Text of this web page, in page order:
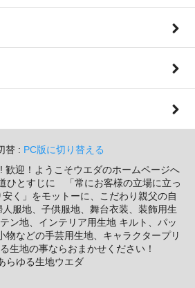
替 : PC版に切り替える
歓迎！ようこそウエダのホームページへ
ひとすじに 「常にお客様の立場に立っ
く」をモットーに、こだわり親父の自
服地、子供服地、舞台衣装、装飾用生
ン地、インテリア用生地 キルト、パッ
物などの手芸用生地、キャラクタープリ
生地の事ならおまかせください！
らゆる生地ウエダ